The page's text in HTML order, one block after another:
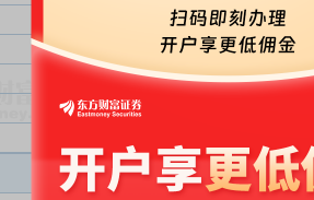
26347.07
2739次 39.47% 5209.67
2739次39.47% 4050.41
2739次39.47%